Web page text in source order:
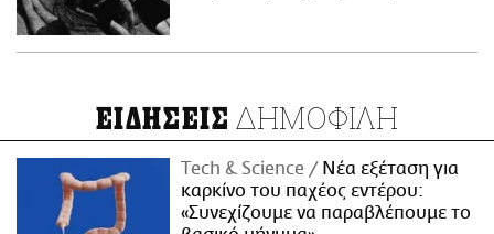
ΕΙΔΗΣΕΙΣ ΔΗΜΟΦΙΛΗ
Τech & Science
Νέα εξέταση για
καρκίνο του παχέος εντέρου:
«Συνεχίζουμε να παραβλέπουμε το